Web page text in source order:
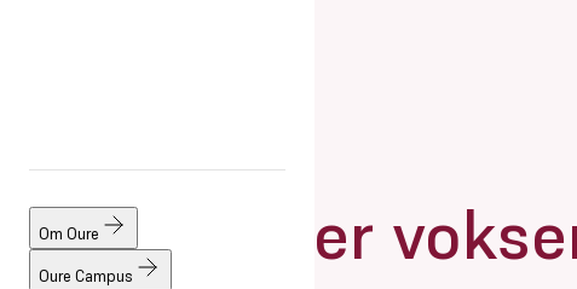
Om Oure
Oure Campus Her